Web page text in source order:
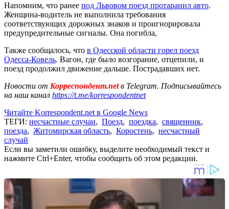
Напомним, что ранее под Львовом поезд протаранил авто.
Женщина-водитель не выполнила требования
соответствующих дорожных знаков и проигнорировала
предупредительные сигналы. Она погибла,
Также сообщалось, что в Одесской области горел поезд
Одесса-Ковель. Вагон, где было возгорание, отцепили, и
поезд продолжил движение дальше. Пострадавших нет.
Новости от Корреспондент.netв Telegram. Подписывайтесь
на наш канал https://t.me/korrespondentnet
Читайте Korrespondent.net в Google News
ТЕГИ: несчастные случаи, Поезд, поездка, священник,
поезда, Житомирская область, Коростень, несчастный
случай
Если вы заметили ошибку, выделите необходимый текст и
нажмите Ctrl+Enter, чтобы сообщить об этом редакции.